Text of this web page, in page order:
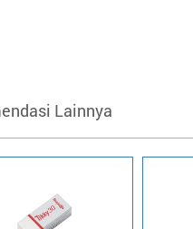
Lainnya